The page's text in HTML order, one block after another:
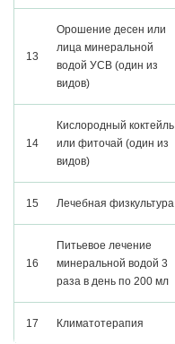
13
Орошение десен или
лица минеральной
водой УСВ (один из
видов)
14
Кислородный коктейль
или фиточай (один из
видов)
15 Лечебная физкультура
16
Питьевое лечение
минеральной водой 3
раза в день по 200 мл
17 Климатотерапия